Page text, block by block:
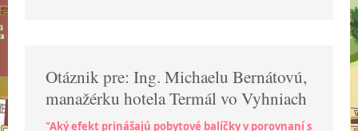
Otáznik pre: Ing. Michaelu Bernátovú,
manažérku hotela Termál vo Vyhniach
"Aký efekt prinášajú pobytové balíčky v porovnaní s